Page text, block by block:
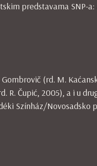
predstavama SNP-a:
(rd. M.
R. Čupić, 2005), a i u
Színház/Novosadsko